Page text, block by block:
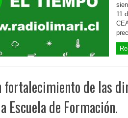
11
fortalecimiento de las
Escuela de Formación.